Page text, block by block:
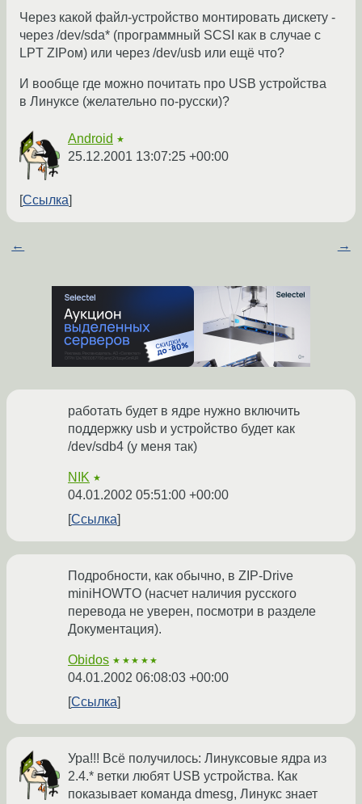
Через какой файл-устройство монтировать дискету -
через /dev/sda* (программный SCSI как в случае с
LPT ZIPом) или через /dev/usb или ещё что?
И вообще где можно почитать про USB устройства
в Линуксе (желательно по-русски)?
Android ★
25.12.2001 13:07:25 +00:00
Ссылка
← →
работать будет в ядре нужно включить
поддержку usb и устройство будет как
/dev/sdb4 (у меня так)
NIK ★
04.01.2002 05:51:00 +00:00
Ссылка
Подробности, как обычно, в ZIP-Drive
miniHOWTO (насчет наличия русского
перевода не уверен, посмотри в разделе
Документация).
Obidos ★★★★★
04.01.2002 06:08:03 +00:00
Ссылка
Ура!!! Всё получилось: Линуксовые ядра из
2.4.* ветки любят USB устройства. Как
показывает команда dmesg, Линукс знает